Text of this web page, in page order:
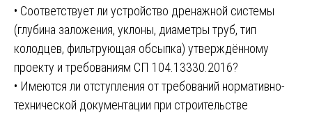
• Соответствует ли устройство дренажной системы
(глубина заложения, уклоны, диаметры труб, тип
колодцев, фильтрующая обсыпка) утверждённому
проекту и требованиям СП 104.13330.2016?
• Имеются ли отступления от требований нормативно-
технической документации при строительстве